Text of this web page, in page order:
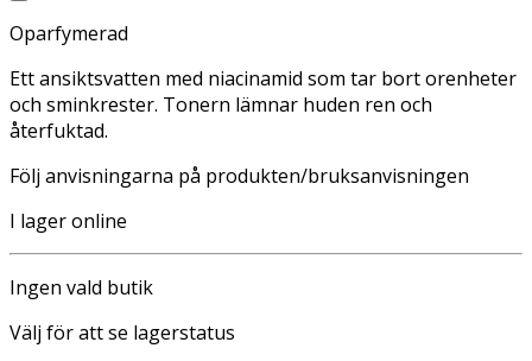
Oparfymerad
Ett ansiktsvatten med niacinamid som tar bort orenheter
och sminkrester. Tonern lämnar huden ren och
återfuktad.
Följ anvisningarna på produkten/bruksanvisningen
I lager online
Ingen vald butik
Välj för att se lagerstatus